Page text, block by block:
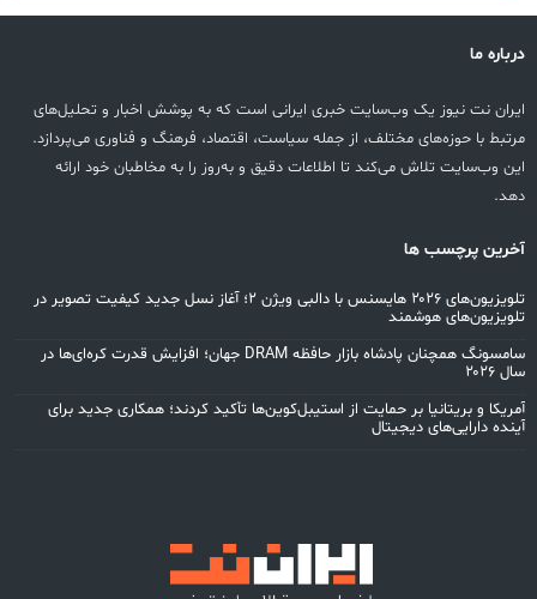
ما
نت نیوز یک وب‌سایت خبری ایرانی است که به پوشش اخبار و تحلیل‌های
با حوزه‌های مختلف، از جمله سیاست، اقتصاد، فرهنگ و فناوری می‌پردازد.
وب‌سایت تلاش می‌کند تا اطلاعات دقیق و به‌روز را به مخاطبان خود ارائه
پرچسب ها
تلویزیون‌های ۲۰۲۶ هایسنس با دالبی ویژن ۲؛ آغاز نسل جدید کیفیت تصویر در
هوشمند
سامسونگ همچنان پادشاه بازار حافظه DRAM جهان؛ افزایش قدرت کره‌ای‌ها در
و بریتانیا بر حمایت از استیبل‌کوین‌ها تأکید کردند؛ همکاری جدید برای
دارایی‌های دیجیتال